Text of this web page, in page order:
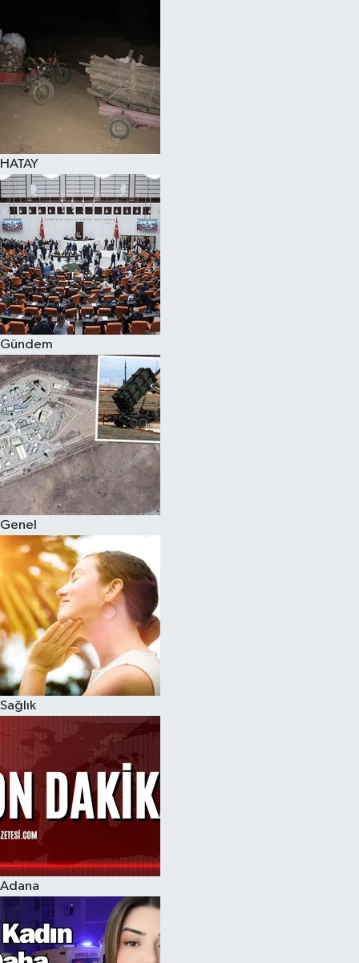
HATAY
Gündem
Genel
Sağlık
Adana
Teknoloji
Yaşam